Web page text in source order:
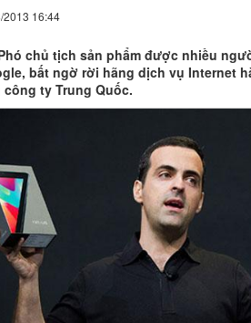
2013 16:44
chủ tịch sản phẩm được nhiều
bất ngờ rời hãng dịch vụ Internet
ty Trung Quốc.